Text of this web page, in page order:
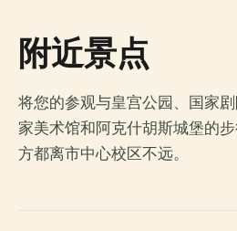
附近景点
将您的参观与皇宫公园、国家
家美术馆和阿克什胡斯城堡的
方都离市中心校区不远。